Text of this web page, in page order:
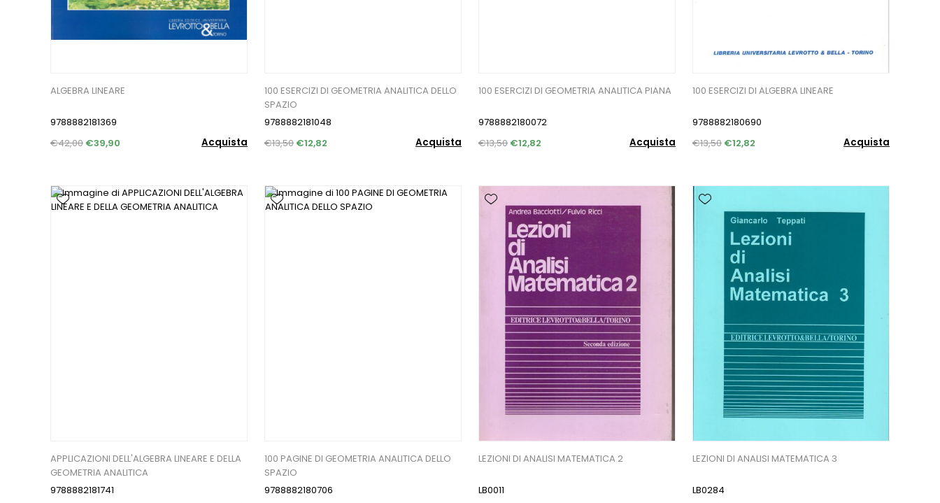
ALGEBRA LINEARE
9788882181369
€42,00 €39,90 Acquista
100 ESERCIZI DI GEOMETRIA ANALITICA DELLO
SPAZIO
9788882181048
€13,50 €12,82 Acquista
100 ESERCIZI DI GEOMETRIA ANALITICA PIANA
9788882180072
€13,50 €12,82 Acquista
100 ESERCIZI DI ALGEBRA LINEARE
9788882180690
€13,50 €12,82 Acquista
APPLICAZIONI DELL'ALGEBRA LINEARE E DELLA
GEOMETRIA ANALITICA
9788882181741
100 PAGINE DI GEOMETRIA ANALITICA DELLO
SPAZIO
9788882180706
LEZIONI DI ANALISI MATEMATICA 2
LB0011
LEZIONI DI ANALISI MATEMATICA 3
LB0284